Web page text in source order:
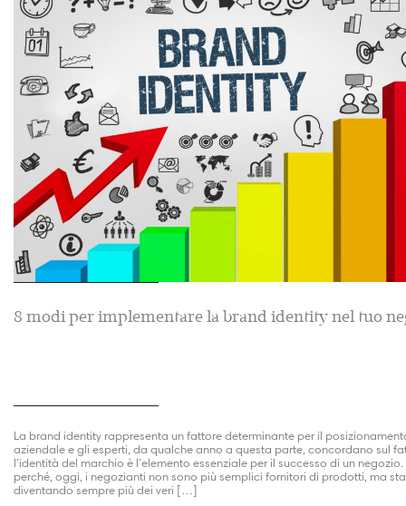
8 modi per implementare la brand identity nel tuo
La brand identity rappresenta un fattore determinante per il
aziendale e gli esperti, da qualche anno a questa parte, concordano sul
l’identità del marchio è l’elemento essenziale per il successo di un
perché, oggi, i negozianti non sono più semplici fornitori di prodotti, ma
diventando sempre più dei veri […]